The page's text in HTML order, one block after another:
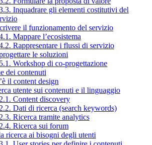
Inquadrare gli elementi costitutivi del
il funzionamento del servizio
Mappare l’ecosistema
Rappresentare i flussi di servizio
le soluzioni
Workshop di co-progettazione
dei contenuti
il content design
utente sui contenuti e il linguaggio
Content discovery
Dati di ricerca (search keywords)
Ricerca tramite analytics
Ricerca sui forum
ricerca ai bisogni degli utenti